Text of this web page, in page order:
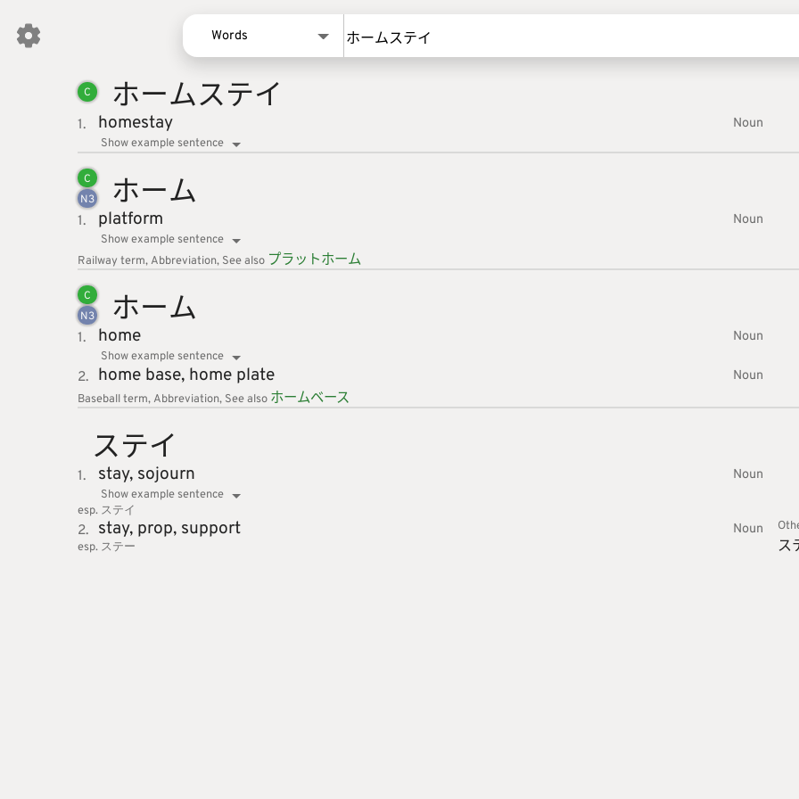
Words
Words
Kanji
Sentences
C ホームステイ
1. homestay Noun
Show example sentence
C
N3 ホーム
1. platform Noun
Show example sentence
Railway term Abbreviation See also プラットホーム
C
N3 ホーム
1. home Noun
Show example sentence
2. home base, home plate Noun
Baseballterm Abbreviation See also ホームベース
ステイ
1. stay, sojourn Noun
Show example sentence
esp. ステイ
2. stay, prop, support Noun
esp. ステー ス